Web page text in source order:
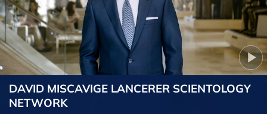
DAVID MISCAVIGE LANCERER SCIENTOLOGY
NETWORK